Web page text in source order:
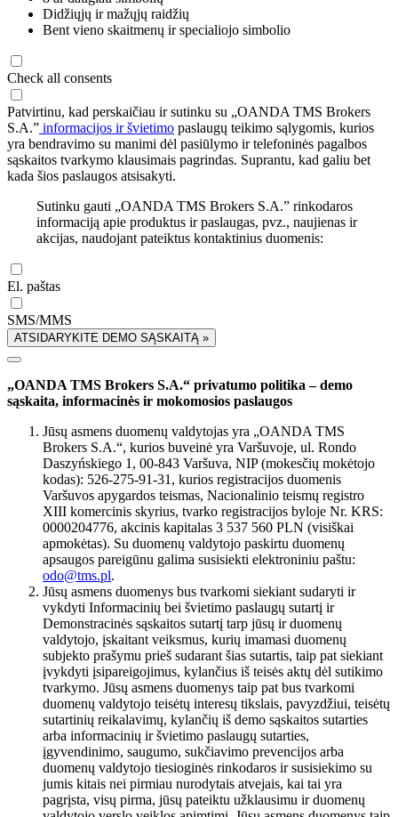
Didžiųjų ir mažųjų raidžių
Bent vieno skaitmenų ir specialiojo simbolio
Check all consents
Patvirtinu, kad perskaičiau ir sutinku su „OANDA TMS Brokers
S.A.” informacijos ir švietimo paslaugų teikimo sąlygomis, kurios
yra bendravimo su manimi dėl pasiūlymo ir telefoninės pagalbos
sąskaitos tvarkymo klausimais pagrindas. Suprantu, kad galiu bet
kada šios paslaugos atsisakyti.
Sutinku gauti „OANDA TMS Brokers S.A.” rinkodaros
informaciją apie produktus ir paslaugas, pvz., naujienas ir
akcijas, naudojant pateiktus kontaktinius duomenis:
El. paštas
SMS/MMS
ATSIDARYKITE DEMO SĄSKAITĄ »
„OANDA TMS Brokers S.A.“ privatumo politika – demo
sąskaita, informacinės ir mokomosios paslaugos
Jūsų asmens duomenų valdytojas yra „OANDA TMS
Brokers S.A.“, kurios buveinė yra Varšuvoje, ul. Rondo
Daszyńskiego 1, 00-843 Varšuva, NIP (mokesčių mokėtojo
kodas): 526-275-91-31, kurios registracijos duomenis
Varšuvos apygardos teismas, Nacionalinio teismų registro
XIII komercinis skyrius, tvarko registracijos byloje Nr. KRS:
0000204776, akcinis kapitalas 3 537 560 PLN (visiškai
apmokėtas). Su duomenų valdytojo paskirtu duomenų
apsaugos pareigūnu galima susisiekti elektroniniu paštu:
odo@tms.pl.
Jūsų asmens duomenys bus tvarkomi siekiant sudaryti ir
vykdyti Informacinių bei švietimo paslaugų sutartį ir
Demonstracinės sąskaitos sutartį tarp jūsų ir duomenų
valdytojo, įskaitant veiksmus, kurių imamasi duomenų
subjekto prašymu prieš sudarant šias sutartis, taip pat siekiant
įvykdyti įsipareigojimus, kylančius iš teisės aktų dėl sutikimo
tvarkymo. Jūsų asmens duomenys taip pat bus tvarkomi
duomenų valdytojo teisėtų interesų tikslais, pavyzdžiui, teisėtų
sutartinių reikalavimų, kylančių iš demo sąskaitos sutarties
arba informacinių ir švietimo paslaugų sutarties,
įgyvendinimo, saugumo, sukčiavimo prevencijos arba
duomenų valdytojo tiesioginės rinkodaros ir susisiekimo su
jumis kitais nei pirmiau nurodytais atvejais, kai tai yra
pagrįsta, visų pirma, jūsų pateiktu užklausimu ir duomenų